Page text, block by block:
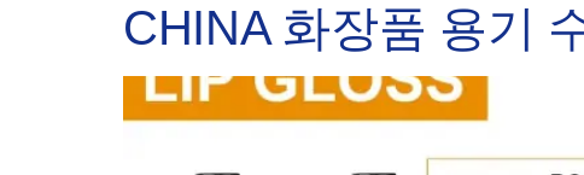
CHINA 화장품 용기